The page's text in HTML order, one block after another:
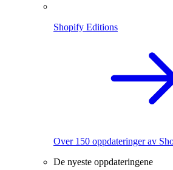
Shopify Editions
Over 150 oppdateringer av
De nyeste oppdateringene